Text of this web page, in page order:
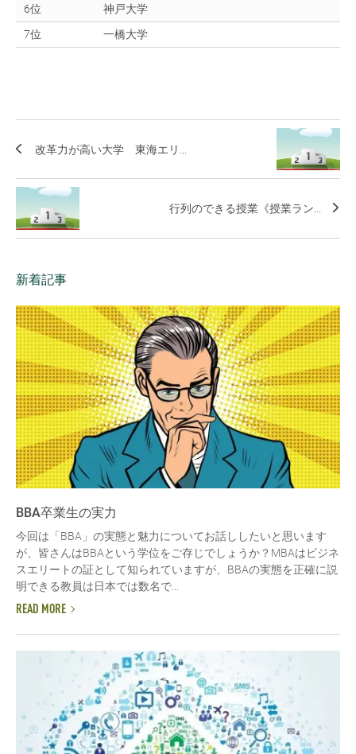
6位
神戸大学
7位
一橋大学
改革力が高い大学 東海エリ...
行列のできる授業《授業ラン...
新着記事
BBA卒業生の実力
今回は「BBA」の実態と魅力についてお話ししたいと思います
が、皆さんはBBAという学位をご存じでしょうか？MBAはビジネ
スエリートの証として知られていますが、BBAの実態を正確に説
明できる教員は日本では数名で...
READ MORE